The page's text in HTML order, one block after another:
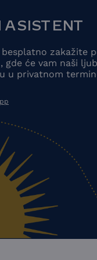
ASISTENT
zakažite
gde će vam naši
u privatnom